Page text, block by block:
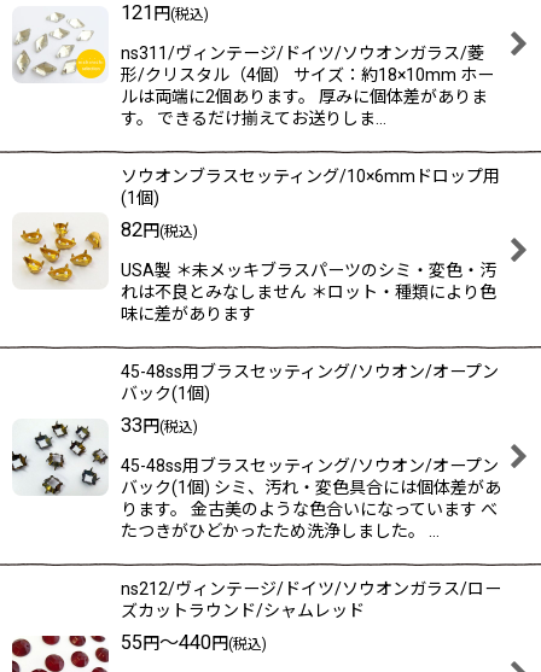
121 円(税込)
ns311/ヴィンテージ/ドイツ/ソウオンガラス/菱
形/クリスタル（4個） サイズ：約18×10mm ホー
ルは両端に2個あります。 厚みに個体差がありま
す。 できるだけ揃えてお送りしま…
ソウオンブラスセッティング/10×6mmドロップ用
(1個)
82円(税込)
USA製 ＊未メッキブラスパーツのシミ・変色・汚
れは不良とみなしません ＊ロット・種類により色
味に差があります
45-48ss用ブラスセッティング/ソウオン/オープン
バック(1個)
33円(税込)
45-48ss用ブラスセッティング/ソウオン/オープン
バック(1個) シミ、汚れ・変色具合には個体差があ
ります。 金古美のような色合いになっています べ
たつきがひどかったため洗浄しました。 …
ns212/ヴィンテージ/ドイツ/ソウオンガラス/ロー
ズカットラウンド/シャムレッド
55円～440円(税込)